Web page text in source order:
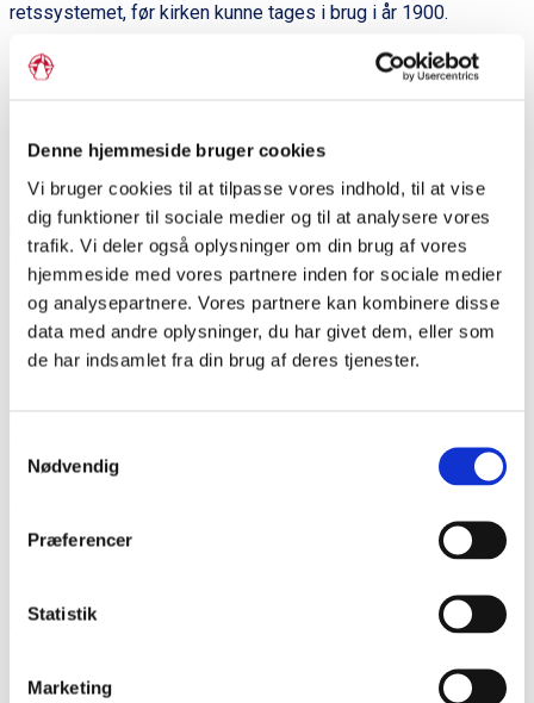
Denne hjemmeside bruger cookies
Vi bruger cookies til at tilpasse vores indhold, til at vise
dig funktioner til sociale medier og til at analysere vores
trafik. Vi deler også oplysninger om din brug af vores
hjemmeside med vores partnere inden for sociale medier
og analysepartnere. Vores partnere kan kombinere disse
data med andre oplysninger, du har givet dem, eller som
de har indsamlet fra din brug af deres tjenester.
Nødvendig
Præferencer
Statistik
Marketing
retssystemet, før kirken kunne tages i brug i år 1900.
Kirken, som fik navnet Kristuskirken, er opført i røde mursten
overdraget til Den Apostolske Kirke. I 1999 blev
kirkebygningen solgt til et ejendomsselskab, der
efterfølgende har bygget kirken om til kontorlokaler. I dag er
der advokatkontor i bygningen.
Litteratur:
Thade Petersen: "De sønderjyske frimenigheders historie",
1924.
Månedsskrift, 1972 s. 375-387.